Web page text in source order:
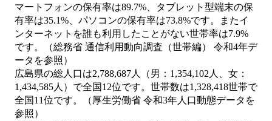
マートフォンの保有率は89.7%、タブレット型端末の保
有率は35.1%、パソコンの保有率は73.8%です。またイ
ンターネットを誰も利用したことがない世帯率は7.9%
です。（総務省 通信利用動向調査（世帯編） 令和4年デ
ータを参照）
広島県の総人口は2,788,687人（男：1,354,102人、女：
1,434,585人）で全国12位です。世帯数は1,328,418世帯で
全国11位です。（厚生労働省 令和3年人口動態データを
参照）